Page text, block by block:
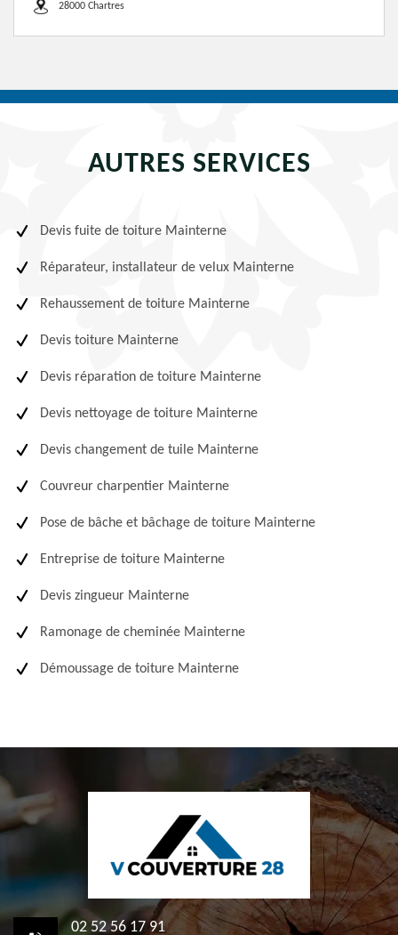
28000 Chartres
AUTRES SERVICES
Devis fuite de toiture Mainterne
Réparateur, installateur de velux Mainterne
Rehaussement de toiture Mainterne
Devis toiture Mainterne
Devis réparation de toiture Mainterne
Devis nettoyage de toiture Mainterne
Devis changement de tuile Mainterne
Couvreur charpentier Mainterne
Pose de bâche et bâchage de toiture Mainterne
Entreprise de toiture Mainterne
Devis zingueur Mainterne
Ramonage de cheminée Mainterne
Démoussage de toiture Mainterne
02 52 56 17 91